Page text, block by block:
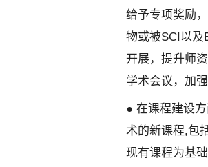
给予专项奖励
物或被SCI以及
开展，提升师
学术会议，加强
● 在课程建设
术的新课程,包
现有课程为基